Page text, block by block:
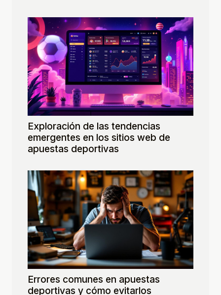
Exploración de las tendencias
emergentes en los sitios web de
apuestas deportivas
Errores comunes en apuestas
deportivas y cómo evitarlos